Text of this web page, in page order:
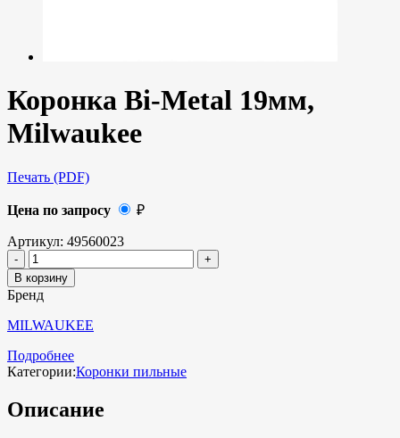
Коронка Bi-Metal 19мм,
Milwaukee
Печать (PDF)
Цена по запросу ₽
Артикул: 49560023
В корзину
Бренд
MILWAUKEE
Подробнее
Категории:Коронки пильные
Описание